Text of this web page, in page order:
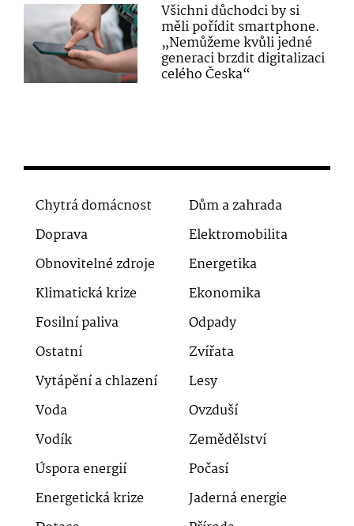
Všichni důchodci by si
měli pořídit smartphone.
„Nemůžeme kvůli jedné
generaci brzdit digitalizaci
celého Česka“
Chytrá domácnost
Dům a zahrada
Doprava
Elektromobilita
Obnovitelné zdroje
Energetika
Klimatická krize
Ekonomika
Fosilní paliva
Odpady
Ostatní
Zvířata
Vytápění a chlazení
Lesy
Voda
Ovzduší
Vodík
Zemědělství
Úspora energií
Počasí
Energetická krize
Jaderná energie